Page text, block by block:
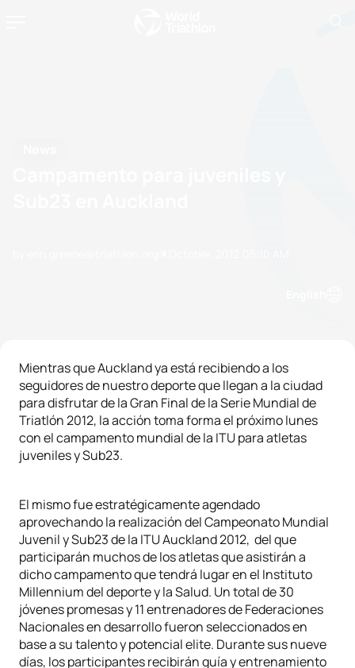
Mientras que Auckland ya está recibiendo a los
seguidores de nuestro deporte que llegan a la ciudad
para disfrutar de la Gran Final de la Serie Mundial de
Triatlón 2012, la acción toma forma el próximo lunes
con el campamento mundial de la ITU para atletas
juveniles y Sub23.
El mismo fue estratégicamente agendado
aprovechando la realización del Campeonato Mundial
Juvenil y Sub23 de la ITU Auckland 2012, del que
participarán muchos de los atletas que asistirán a
dicho campamento que tendrá lugar en el Instituto
Millennium del deporte y la Salud. Un total de 30
jóvenes promesas y 11 entrenadores de Federaciones
Nacionales en desarrollo fueron seleccionados en
base a su talento y potencial elite. Durante sus nueve
días, los participantes recibirán guía y entrenamiento